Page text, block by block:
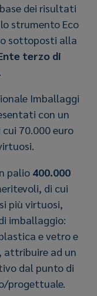
dei risultati
strumento Eco
sottoposti alla
terzo di
Imballaggi
con un
70.000 euro
palio 400.000
di cui
più virtuosi,
imballaggio:
e vetro e
attribuire ad un
dal punto di
progettuale.